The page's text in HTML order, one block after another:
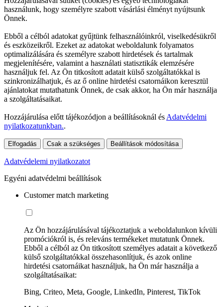
használunk, hogy személyre szabott vásárlási élményt nyújtsunk
Önnek.
Ebből a célból adatokat gyűjtünk felhasználóinkról, viselkedésükről
és eszközeikről. Ezeket az adatokat weboldalunk folyamatos
optimalizálására és személyre szabott hirdetések és tartalmak
megjelenítésére, valamint a használati statisztikák elemzésére
használjuk fel. Az Ön titkosított adatait külső szolgáltatókkal is
szinkronizálhatjuk, és az ő online hirdetési csatornáikon keresztül
ajánlatokat mutathatunk Önnek, de csak akkor, ha Ön már használja
a szolgáltatásaikat.
Hozzájárulása előtt tájékozódjon a beállításoknál és Adatvédelmi
nyilatkozatunkban..
Elfogadás Csak a szükséges Beállítások módosítása
Adatvédelemi nyilatkozatot
Egyéni adatvédelmi beállítások
Customer match marketing
Az Ön hozzájárulásával tájékoztatjuk a weboldalunkon kívüli
promóciókról is, és releváns termékeket mutatunk Önnek.
Ebből a célból az Ön titkosított személyes adatait a következő
külső szolgáltatókkal összehasonlítjuk, és azok online
hirdetési csatornáikat használjuk, ha Ön már használja a
szolgáltatásaikat:
Bing, Criteo, Meta, Google, LinkedIn, Pinterest, TikTok